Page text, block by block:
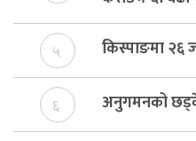
बेरुजु फर्छयौट
५ किस्पाङमा २६
६ अनुगमनको